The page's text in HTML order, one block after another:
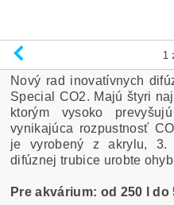
1
Nový rad inovatívnych
Special CO2. Majú štyri
ktorým vysoko
vynikajúca rozpustnosť
je vyrobený z akrylu,
difúznej trubice urobte
Pre akvárium: od 250 l do